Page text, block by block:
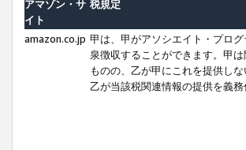
アマゾン・サ
イト
税規定
amazon.co.jp 甲は、甲がアソシエイト・プロ
泉徴収することができます。甲
ものの、乙が甲にこれを提供し
乙が当該税関連情報の提供を義